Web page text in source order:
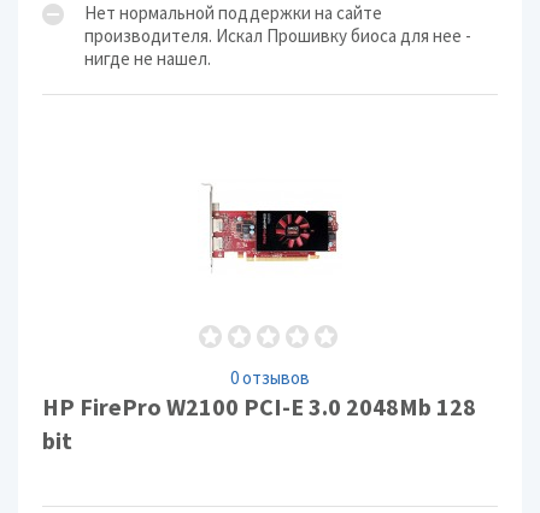
Нет нормальной поддержки на сайте
производителя. Искал Прошивку биоса для нее -
нигде не нашел.
0 отзывов
HP FirePro W2100 PCI-E 3.0 2048Mb 128
bit